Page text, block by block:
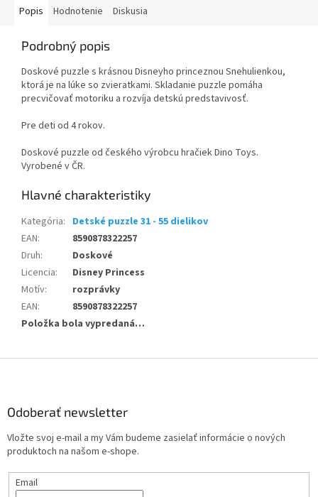
Popis Hodnotenie Diskusia
Podrobný popis
Doskové puzzle s krásnou Disneyho princeznou Snehulienkou,
ktorá je na lúke so zvieratkami. Skladanie puzzle pomáha
precvičovať motoriku a rozvíja detskú predstavivosť.
Pre deti od 4 rokov.
Doskové puzzle od českého výrobcu hračiek Dino Toys.
Vyrobené v ČR.
Kategória: Detské puzzle 31 - 55 dielikov
EAN:
8590878322257
Druh:
Doskové
Licencia:
Disney Princess
Motív:
rozprávky
EAN:
8590878322257
Položka bola vypredaná…
Odoberať newsletter
Vložte svoj e-mail a my Vám budeme zasielať informácie o nových
produktoch na našom e-shope.
Email